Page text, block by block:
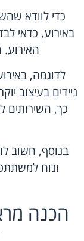
כדי לוודא
באירוע, כדאי
לדוגמה,
ניידים בעיצוב
כך, השירותים
בנוסף, חשוב
ונוח
הכנה